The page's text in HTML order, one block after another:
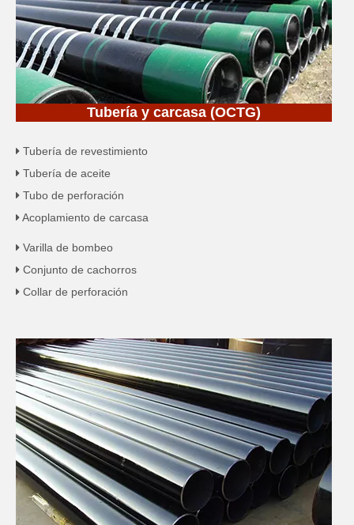
Tubería y carcasa (OCTG)
 Tubería de revestimiento
 Tubería de aceite
 Tubo de perforación
 Acoplamiento de carcasa
 Varilla de bombeo
 Conjunto de cachorros
 Collar de perforación